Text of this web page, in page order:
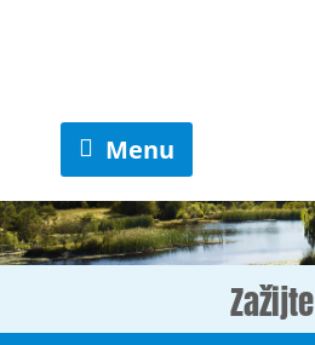
Menu
Zažijte